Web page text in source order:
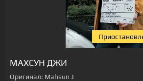
МАХСУН ДЖИ
Оригинал: Mahsun J